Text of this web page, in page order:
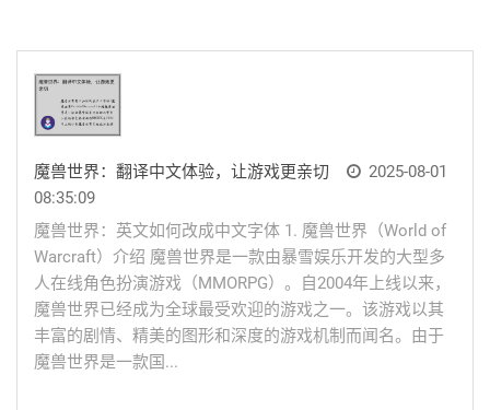
魔兽世界：翻译中文体验，让游戏更亲切
2025-08-01
08:35:09
魔兽世界：英文如何改成中文字体 1. 魔兽世界（World of
Warcraft）介绍 魔兽世界是一款由暴雪娱乐开发的大型多
人在线角色扮演游戏（MMORPG）。自2004年上线以来，
魔兽世界已经成为全球最受欢迎的游戏之一。该游戏以其
丰富的剧情、精美的图形和深度的游戏机制而闻名。由于
魔兽世界是一款国...